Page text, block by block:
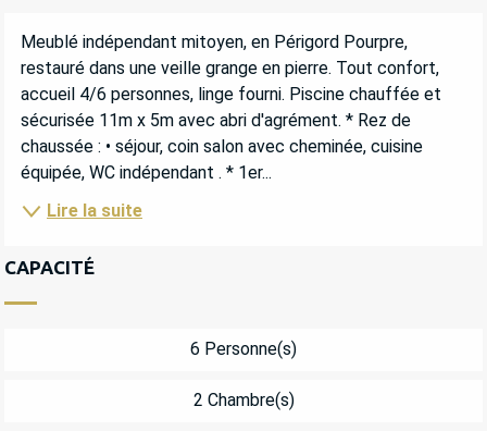
DESCRIPTION
Meublé indépendant mitoyen, en Périgord Pourpre,
restauré dans une veille grange en pierre. Tout confort,
accueil 4/6 personnes, linge fourni. Piscine chauffée et
sécurisée 11m x 5m avec abri d'agrément. * Rez de
chaussée : • séjour, coin salon avec cheminée, cuisine
équipée, WC indépendant . * 1er...
Lire la suite
CAPACITÉ
6 Personne(s)
2 Chambre(s)